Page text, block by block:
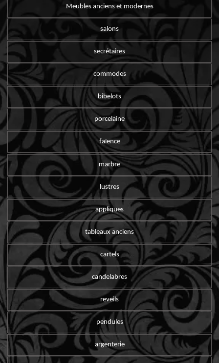
Meubles anciens et modernes
salons
secrétaires
commodes
bibelots
porcelaine
faïence
marbre
lustres
appliques
tableaux anciens
cartels
candelabres
reveils
pendules
argenterie